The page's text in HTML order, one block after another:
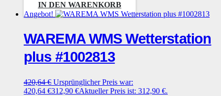
IN DEN WARENKORB
Angebot!
WAREMA WMS Wetterstation
plus #1002813
420,64€ Ursprünglicher Preis war:
420,64 €312,90 €Aktueller Preis ist: 312,90 €.